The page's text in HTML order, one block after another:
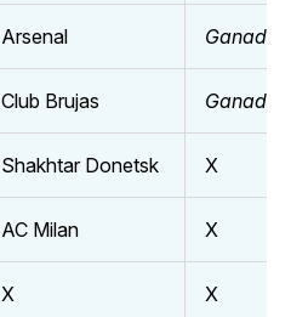
Arsenal
Club Brujas Ganador
Shakhtar Donetsk X
AC Milan X
X X